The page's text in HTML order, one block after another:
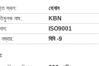
স্থল:
হেনান
নাম:
KBN
ISO9001
বিবি -9